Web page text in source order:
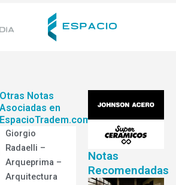
Otras Notas
Asociadas en
EspacioTradem.com
Giorgio
Radaelli –
Arqueprima –
Arquitectura
Notas
Recomendadas